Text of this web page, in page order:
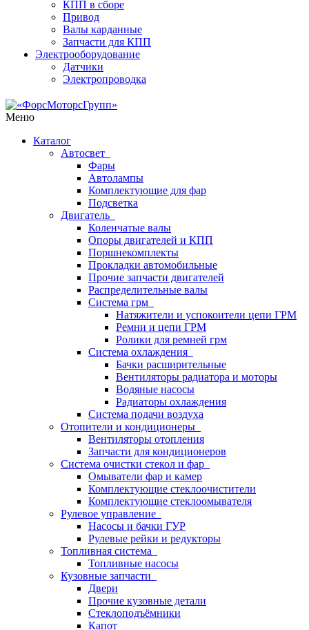
КПП в сборе
Привод
Валы карданные
Запчасти для КПП
Электрооборудование
Датчики
Электропроводка
Меню
Каталог
Автосвет
Фары
Автолампы
Комплектующие для фар
Подсветка
Двигатель
Коленчатые валы
Опоры двигателей и КПП
Поршнекомплекты
Прокладки автомобильные
Прочие запчасти двигателей
Распределительные валы
Система грм
Натяжители и успокоители цепи ГРМ
Ремни и цепи ГРМ
Ролики для ремней грм
Система охлаждения
Бачки расширительные
Вентиляторы радиатора и моторы
Водяные насосы
Радиаторы охлаждения
Система подачи воздуха
Отопители и кондиционеры
Вентиляторы отопления
Запчасти для кондиционеров
Система очистки стекол и фар
Омыватели фар и камер
Комплектующие стеклоочистители
Комплектующие стеклоомывателя
Рулевое управление
Насосы и бачки ГУР
Рулевые рейки и редукторы
Топливная система
Топливные насосы
Кузовные запчасти
Двери
Прочие кузовные детали
Стеклоподъёмники
Капот